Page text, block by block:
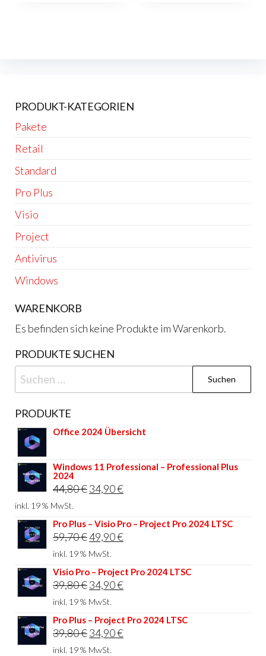
PRODUKT-KATEGORIEN
Pakete
Retail
Standard
Pro Plus
Visio
Project
Antivirus
Windows
WARENKORB
Es befinden sich keine Produkte im Warenkorb.
PRODUKTE SUCHEN
Suchen
nach:
PRODUKTE
Office 2024 Übersicht
Windows 11 Professional – Professional Plus
2024
44,80€Ursprünglicher
war:
44,80 €
34,90€Aktueller
ist:
34,90 €.
inkl. 19 % MwSt.
Pro Plus – Visio Pro – Project Pro 2024 LTSC
59,70€Ursprünglicher
Preis
war:
59,70 €
49,90€Aktueller
ist:
49,90 €.
inkl. 19 % MwSt.
Visio Pro – Project Pro 2024 LTSC
39,80€Ursprünglicher
Preis
war:
39,80 €
34,90€Aktueller
ist:
34,90 €.
inkl. 19 % MwSt.
Pro Plus – Project Pro 2024 LTSC
39,80€Ursprünglicher
Preis
34,90€Aktueller
inkl. 19 % MwSt.